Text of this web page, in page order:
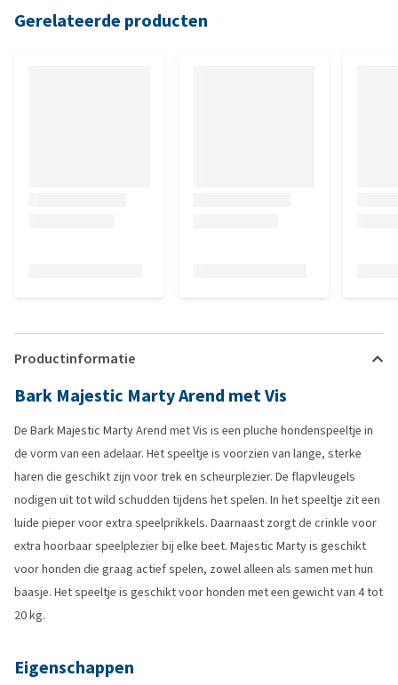
Gerelateerde producten
Productinformatie
Bark Majestic Marty Arend met Vis
De Bark Majestic Marty Arend met Vis is een pluche hondenspeeltje in
de vorm van een adelaar. Het speeltje is voorzien van lange, sterke
haren die geschikt zijn voor trek en scheurplezier. De flapvleugels
nodigen uit tot wild schudden tijdens het spelen. In het speeltje zit een
luide pieper voor extra speelprikkels. Daarnaast zorgt de crinkle voor
extra hoorbaar speelplezier bij elke beet. Majestic Marty is geschikt
voor honden die graag actief spelen, zowel alleen als samen met hun
baasje. Het speeltje is geschikt voor honden met een gewicht van 4 tot
20 kg.
Eigenschappen